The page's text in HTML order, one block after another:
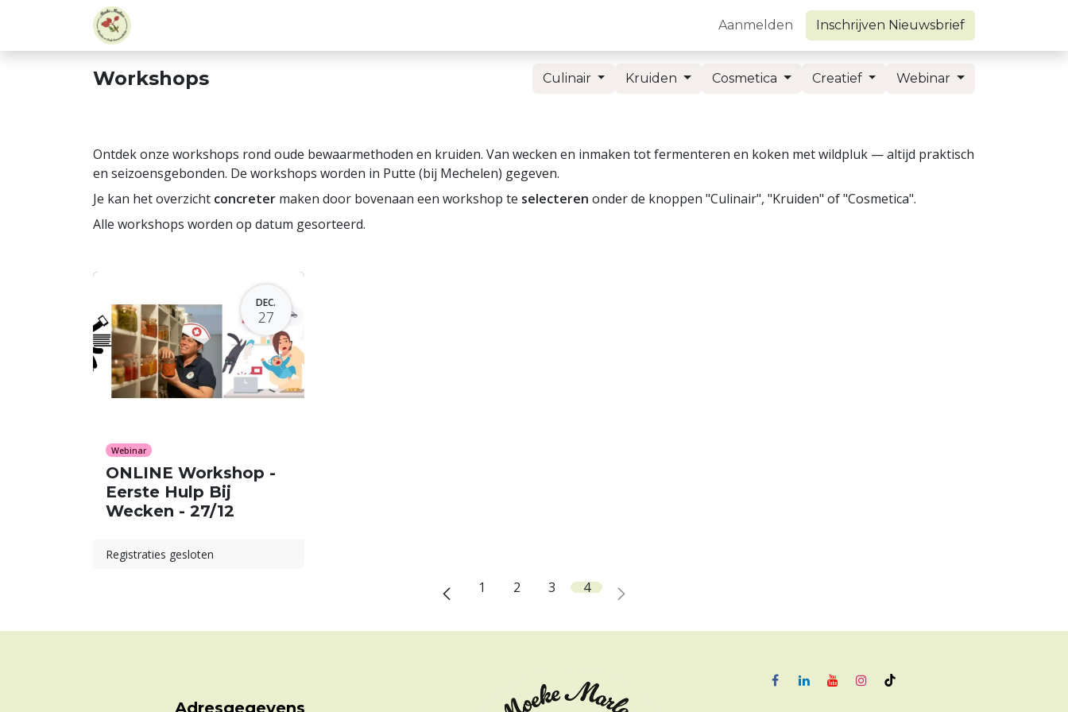
Overslaan naar inhoud
Webinar roomAanmelden Inschrijven Nieuwsbrief
Workshops Culinair Kruiden Cosmetica Creatief Webinar
Ontdek onze workshops rond oude bewaarmethoden en kruiden. Van wecken en inmaken tot fermenteren en koken met wildpluk — altijd praktisch
en seizoensgebonden. De workshops worden in Putte (bij Mechelen) gegeven.
Je kan het overzicht concreter maken door bovenaan een workshop te selecteren onder de knoppen "Culinair", "Kruiden" of "Cosmetica".
Alle workshops worden op datum gesorteerd.
DEC.
27
Webinar
ONLINE Workshop -
Eerste Hulp Bij
Wecken - 27/12
Registraties gesloten
1 2 3 4